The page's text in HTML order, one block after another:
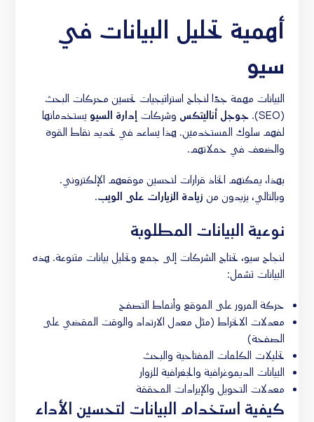
أهمية تحليل البيانات في
سيو
البيانات مهمة جدًا لنجاح استراتيجيات تحسين محركات البحث
(SEO).
جوجل أناليتكس وشركاتإدارة السيو يستخدمانها
لفهم سلوك المستخدمين. هذا يساعد في تحديد نقاط القوة
والضعف في حملاتهم.
بهذا، يمكنهم اتخاذ قرارات لتحسين موقعهم الإلكتروني.
وبالتالي، يزيدون من زيادة الزيارات على الويب.
نوعية البيانات المطلوبة
لنجاح سيو، تحتاج الشركات إلى جمع وتحليل بيانات متنوعة. هذه
البيانات تشمل:
حركة المرور على الموقع وأنماط التصفح
معدلات الانخراط (مثل معدل الارتداد والوقت المقضي على
الصفحة)
تحليلات الكلمات المفتاحية والبحث
البيانات الديموغرافية والجغرافية للزوار
معدلات التحويل والإيرادات المحققة
كيفية استخدام البيانات لتحسين الأداء